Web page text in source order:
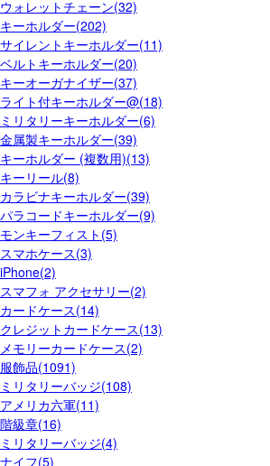
ウォレットチェーン(32)
キーホルダー(202)
サイレントキーホルダー(11)
ベルトキーホルダー(20)
キーオーガナイザー(37)
ライト付キーホルダー@(18)
ミリタリーキーホルダー(6)
金属製キーホルダー(39)
キーホルダー (複数用)(13)
キーリール(8)
カラビナキーホルダー(39)
パラコードキーホルダー(9)
モンキーフィスト(5)
スマホケース(3)
iPhone(2)
スマフォ アクセサリー(2)
カードケース(14)
クレジットカードケース(13)
メモリーカードケース(2)
服飾品(1091)
ミリタリーバッジ(108)
アメリカ六軍(11)
階級章(16)
ミリタリーバッジ(4)
ナイフ(5)